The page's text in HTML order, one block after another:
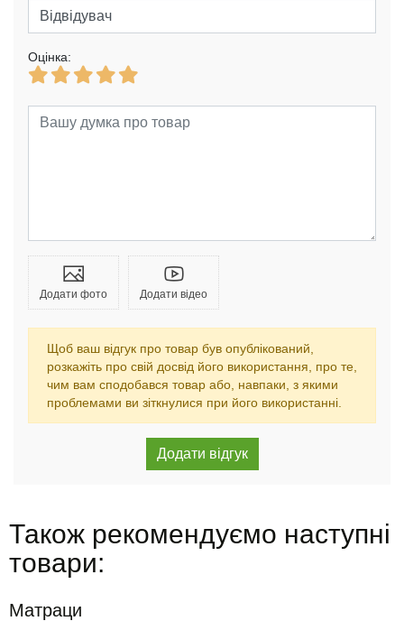
Оцінка:
Додати фото Додати відео
Щоб ваш відгук про товар був опублікований,
розкажіть про свій досвід його використання, про те,
чим вам сподобався товар або, навпаки, з якими
проблемами ви зіткнулися при його використанні.
Також рекомендуємо наступні
товари:
Матраци